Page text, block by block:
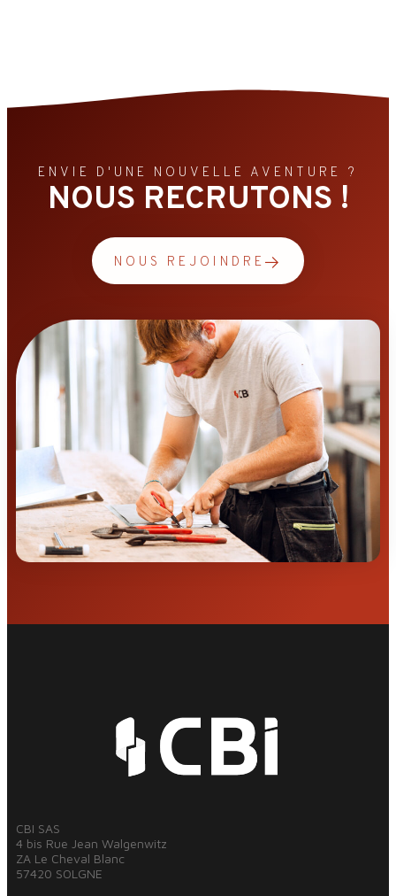
ENVIE D'UNE NOUVELLE AVENTURE ?
NOUS RECRUTONS !
NOUS REJOINDRE
CBI SAS
4 bis Rue Jean Walgenwitz
ZA Le Cheval Blanc
57420 SOLGNE